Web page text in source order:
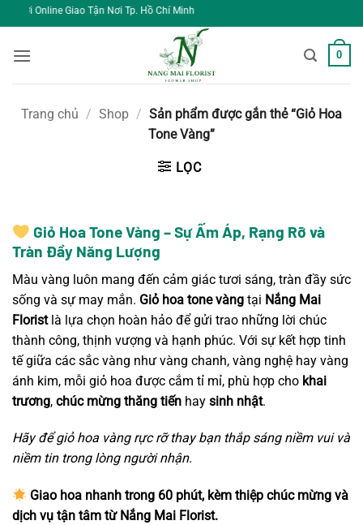
qua
nội
Nơi Tp. Hồ Chí Minh
0
Trang chủ / Shop / Sản phẩm được gắn thẻ “Giỏ Hoa
Tone Vàng”
LỌC
Giỏ Hoa Tone Vàng – Sự Ấm Áp, Rạng Rỡ và
Tràn Đầy Năng Lượng
Màu vàng luôn mang đến cảm giác tươi sáng, tràn đầy sức
sống và sự may mắn. Giỏ hoa tone vàng tại Nắng Mai
Floristlà lựa chọn hoàn hảo để gửi trao những lời chúc
thành công, thịnh vượng và hạnh phúc. Với sự kết hợp tinh
tế giữa các sắc vàng như vàng chanh, vàng nghệ hay vàng
ánh kim, mỗi giỏ hoa được cắm tỉ mỉ, phù hợp cho khai
trương, chúc mừng thăng tiến hay sinh nhật.
Hãy để giỏ hoa vàng rực rỡ thay bạn thắp sáng niềm vui và
niềm tin trong lòng người nhận.
Giao hoa nhanh trong 60 phút, kèm thiệp chúc mừng và
dịch vụ tận tâm từ Nắng Mai Florist.